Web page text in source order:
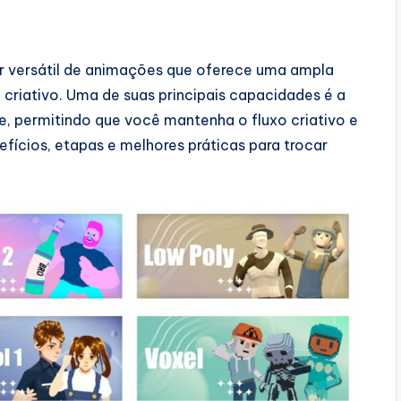
versátil de animações que oferece uma ampla
Uma de suas principais capacidades é a
permitindo que você mantenha o fluxo criativo e
etapas e melhores práticas para trocar